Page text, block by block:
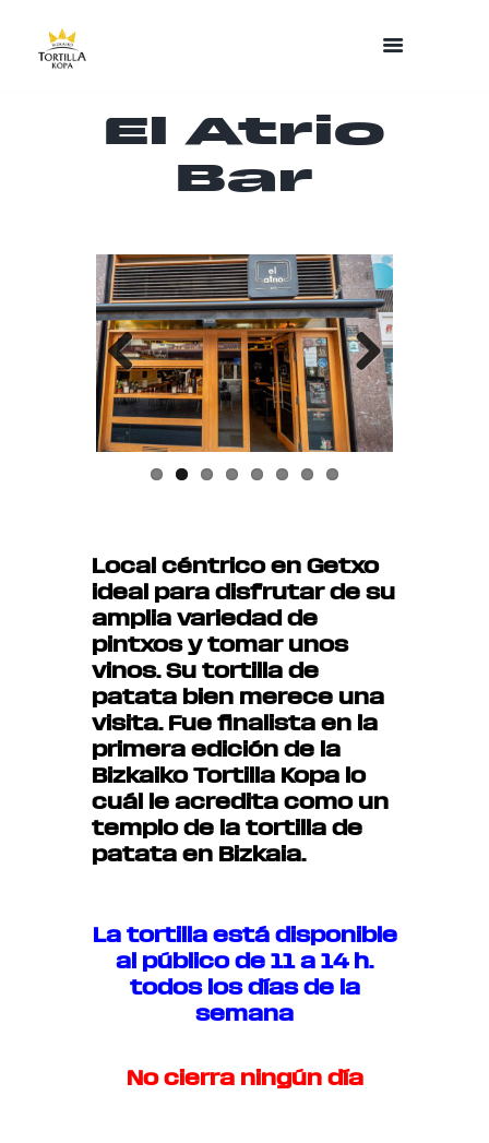
El Atrio
Bar
Previo
us
Next
Local céntrico en Getxo
ideal para disfrutar de su
amplia variedad de
pintxos y tomar unos
vinos. Su tortilla de
patata bien merece una
visita. Fue finalista en la
primera edición de la
Bizkaiko Tortilla Kopa lo
cuál le acredita como un
templo de la tortilla de
patata en Bizkaia.
La tortilla está disponible
al público de 11 a 14 h.
todos los días de la
semana
No cierra ningún día